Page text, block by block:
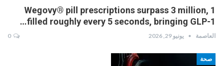
Wegovy® pill prescriptions surpass 3 million, 1
filled roughly every 5 seconds, bringing GLP-1…
العاصمة يونيو 29, 2026 0
صحة